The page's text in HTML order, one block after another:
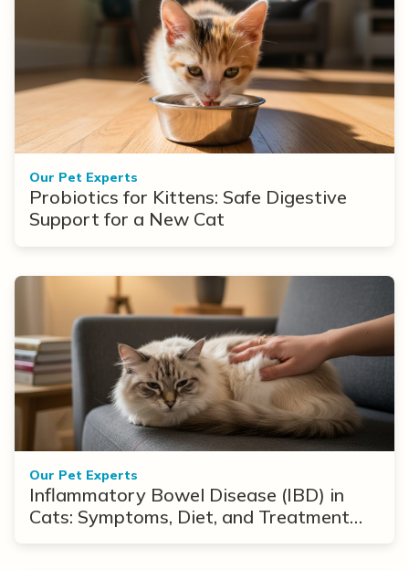
Our Pet Experts
Probiotics for Kittens: Safe Digestive
Support for a New Cat
Our Pet Experts
Inflammatory Bowel Disease (IBD) in
Cats: Symptoms, Diet, and Treatment